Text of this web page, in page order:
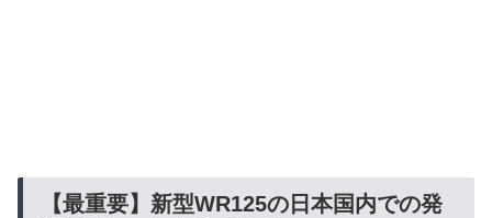
【最重要】新型WR125の日本国内での発